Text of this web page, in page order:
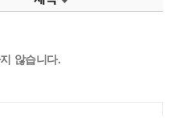
않습니다.